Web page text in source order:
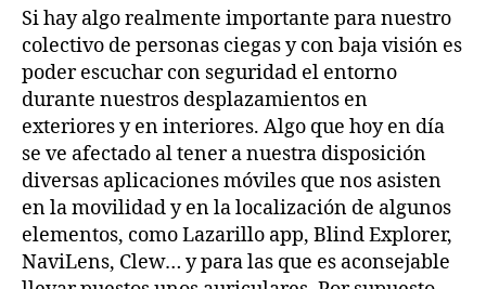
entorno
Si hay algo realmente importante para nuestro
colectivo de personas ciegas y con baja visión es
poder escuchar con seguridad el entorno
durante nuestros desplazamientos en
exteriores y en interiores. Algo que hoy en día
se ve afectado al tener a nuestra disposición
diversas aplicaciones móviles que nos asisten
en la movilidad y en la localización de algunos
elementos, como Lazarillo app, Blind Explorer,
NaviLens, Clew… y para las que es aconsejable